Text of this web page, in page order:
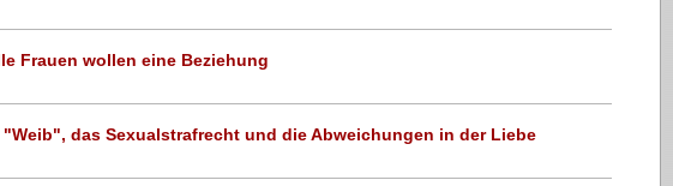
Frauen wollen eine Beziehung
"Weib", das Sexualstrafrecht und die Abweichungen in der Liebe